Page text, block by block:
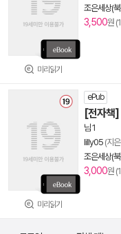
미리읽기
조은세상(
3,500원
미리읽기
ePub
[전자책]
님 1
lilly05 (지
조은세상(
3,000원